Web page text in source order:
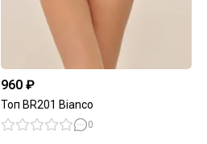
960 ₽
Топ BR201 Bianco
0